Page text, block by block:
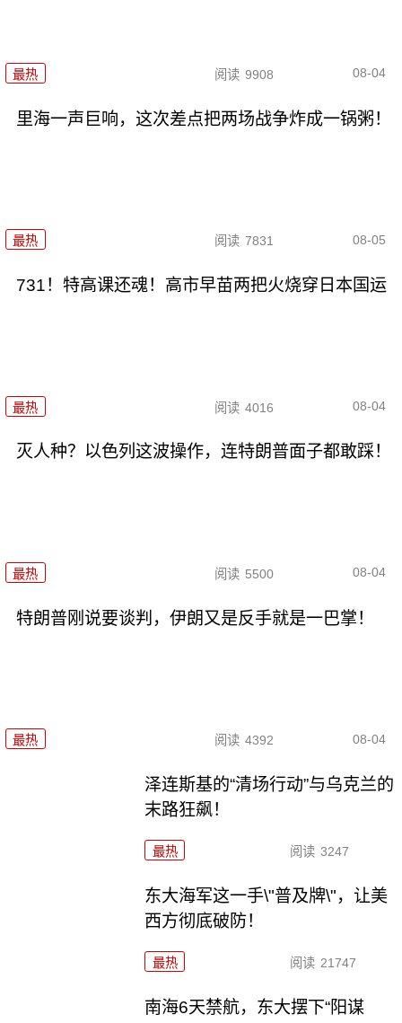
最热 阅读 9908 08-04
里海一声巨响，这次差点把两场战争炸成一锅粥！
最热 阅读 7831 08-05
731！特高课还魂！高市早苗两把火烧穿日本国运
最热 阅读 4016 08-04
灭人种？以色列这波操作，连特朗普面子都敢踩！
最热 阅读 5500 08-04
特朗普刚说要谈判，伊朗又是反手就是一巴掌！
最热 阅读 4392 08-04
泽连斯基的“清场行动”与乌克兰的
末路狂飙！
最热 阅读 3247
东大海军这一手\"普及牌\"，让美
西方彻底破防！
最热 阅读 21747
南海6天禁航，东大摆下“阳谋